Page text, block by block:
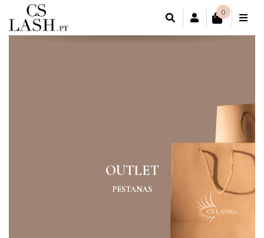
CONTA DE
0
OUTLET
PESTANAS